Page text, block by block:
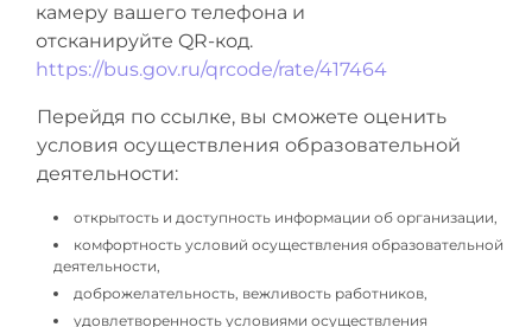
камеру вашего телефона и
отсканируйте QR-код.
https://bus.gov.ru/qrcode/rate/417464
Перейдя по ссылке, вы сможете оценить
условия осуществления образовательной
деятельности:
открытость и доступность информации об организации,
комфортность условий осуществления образовательной
деятельности,
доброжелательность, вежливость работников,
удовлетворенность условиями осуществления